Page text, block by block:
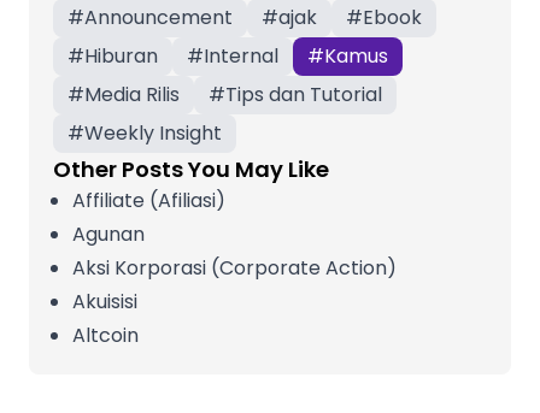
#Announcement #ajak #Ebook
#Hiburan #Internal #Kamus
#Media Rilis #Tips dan Tutorial
#Weekly Insight
Other Posts You May Like
Affiliate (Afiliasi)
Agunan
Aksi Korporasi (Corporate Action)
Akuisisi
Altcoin